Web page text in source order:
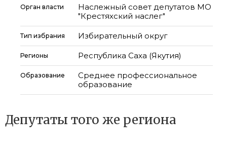
Орган власти
Наслежный совет депутатов МО
"Крестяхский наслег"
Тип избрания Избирательный округ
Регионы Республика Саха (Якутия)
Образование
Среднее профессиональное
образование
Депутаты того же региона